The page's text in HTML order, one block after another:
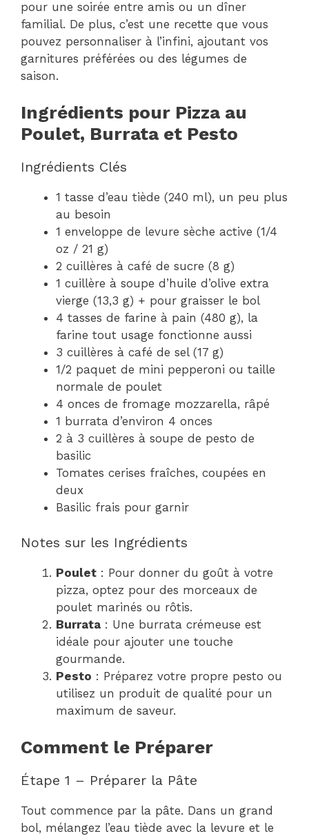
pour une soirée entre amis ou un dîner
familial. De plus, c’est une recette que vous
pouvez personnaliser à l’infini, ajoutant vos
garnitures préférées ou des légumes de
saison.
Ingrédients pour Pizza au
Poulet, Burrata et Pesto
Ingrédients Clés
1 tasse d’eau tiède (240 ml), un peu plus
au besoin
1 enveloppe de levure sèche active (1/4
oz / 21 g)
2 cuillères à café de sucre (8 g)
1 cuillère à soupe d’huile d’olive extra
vierge (13,3 g) + pour graisser le bol
4 tasses de farine à pain (480 g), la
farine tout usage fonctionne aussi
3 cuillères à café de sel (17 g)
1/2 paquet de mini pepperoni ou taille
normale de poulet
4 onces de fromage mozzarella, râpé
1 burrata d’environ 4 onces
2 à 3 cuillères à soupe de pesto de
basilic
Tomates cerises fraîches, coupées en
deux
Basilic frais pour garnir
Notes sur les Ingrédients
Poulet : Pour donner du goût à votre
pizza, optez pour des morceaux de
poulet marinés ou rôtis.
Burrata : Une burrata crémeuse est
idéale pour ajouter une touche
gourmande.
Pesto : Préparez votre propre pesto ou
utilisez un produit de qualité pour un
maximum de saveur.
Comment le Préparer
Étape 1 – Préparer la Pâte
Tout commence par la pâte. Dans un grand
bol, mélangez l’eau tiède avec la levure et le